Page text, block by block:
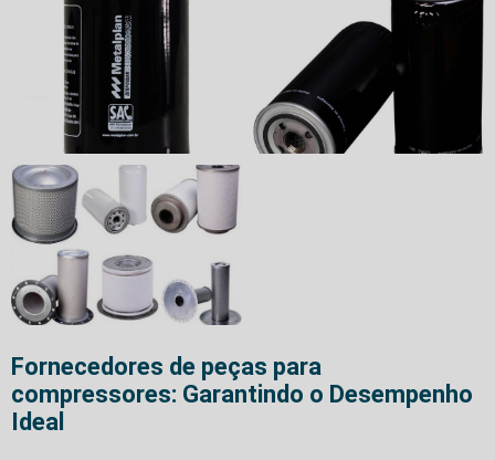
Fornecedores de peças para
compressores: Garantindo o Desempenho
Ideal